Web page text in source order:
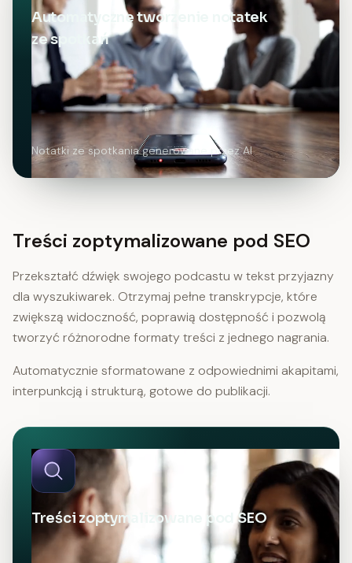
Automatyczne tworzenie notatek
ze spotkań
Notatki ze spotkania generowane przez AI
Treści zoptymalizowane pod SEO
Przekształć dźwięk swojego podcastu w tekst przyjazny
dla wyszukiwarek. Otrzymaj pełne transkrypcje, które
zwiększą widoczność, poprawią dostępność i pozwolą
tworzyć różnorodne formaty treści z jednego nagrania.
Automatycznie sformatowane z odpowiednimi akapitami,
interpunkcją i strukturą, gotowe do publikacji.
Treści zoptymalizowane pod SEO